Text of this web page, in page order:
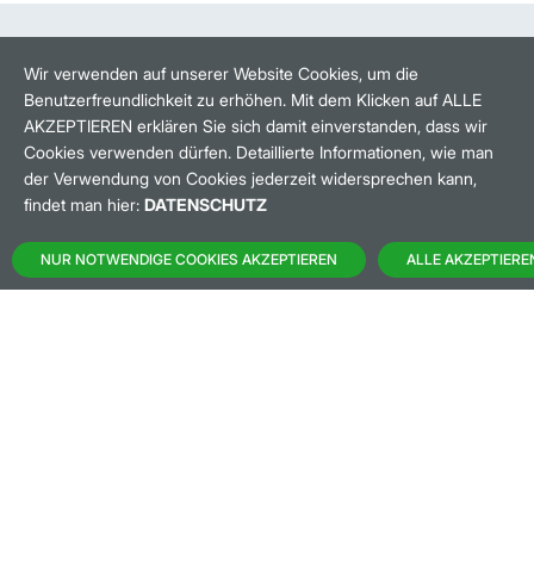
BANKEINSTELLUNGEN
HÄUFIG GESUCHT:
M:ACCESS
Wir verwenden auf unserer Website Cookies, um die
Benutzerfreundlichkeit zu erhöhen. Mit dem Klicken auf ALLE
AKZEPTIEREN erklären Sie sich damit einverstanden, dass wir
Cookies verwenden dürfen. Detaillierte Informationen, wie man
der Verwendung von Cookies jederzeit widersprechen kann,
findet man hier: DATENSCHUTZ
NUR NOTWENDIGE COOKIES AKZEPTIEREN ALLE